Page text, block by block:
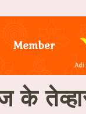
Member